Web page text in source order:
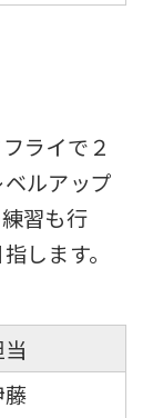
ライで２
ルアップ
習も行
します。